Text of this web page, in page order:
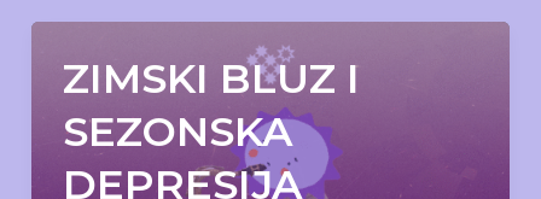
ZIMSKI BLUZ I
SEZONSKA
DEPRESIJA